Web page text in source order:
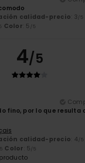
calidad-precio: 3/5
Color: 5 /5
4/5
fino, por lo que resulta
calidad-precio: 4/5
Color: 5/5